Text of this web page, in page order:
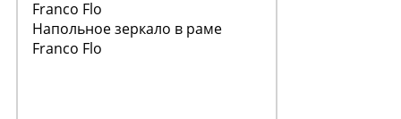
Напольное зеркало в раме
Franco Flo